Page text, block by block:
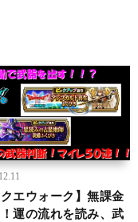
クエウォーク】無課金
運の流れを読み、武